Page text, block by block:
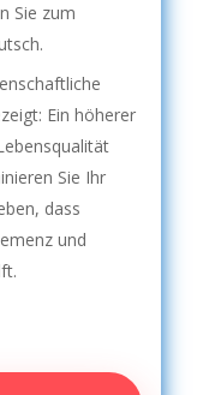
Sie zum
Ein höherer
Sie Ihr
dass
und